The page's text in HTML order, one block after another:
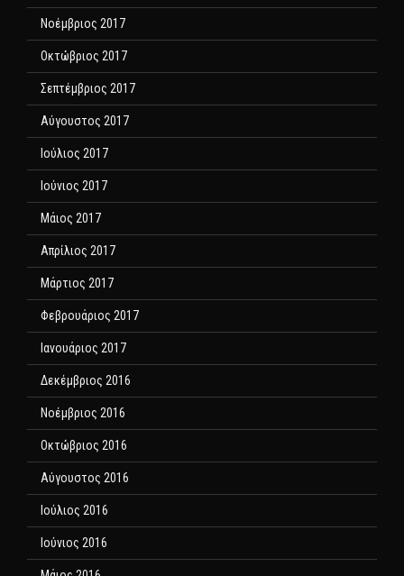
Νοέμβριος 2017
Οκτώβριος 2017
Σεπτέμβριος 2017
Αύγουστος 2017
Ιούλιος 2017
Ιούνιος 2017
Μάιος 2017
Απρίλιος 2017
Μάρτιος 2017
Φεβρουάριος 2017
Ιανουάριος 2017
Δεκέμβριος 2016
Νοέμβριος 2016
Οκτώβριος 2016
Αύγουστος 2016
Ιούλιος 2016
Ιούνιος 2016